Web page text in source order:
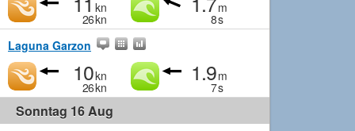
kn
26kn
m
8s
Laguna Garzon
10kn
26kn
1.9m
7s
Sonntag 16 Aug